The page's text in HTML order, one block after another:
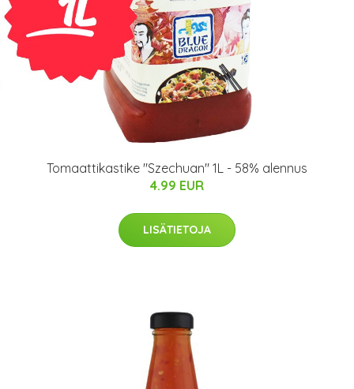
Tomaattikastike "Szechuan" 1L - 58% alennus
4.99 EUR
LISÄTIETOJA